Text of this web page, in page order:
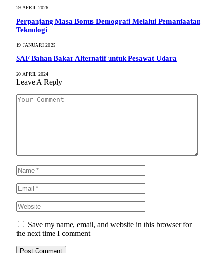
29 APRIL 2026
Perpanjang Masa Bonus Demografi Melalui Pemanfaatan
Teknologi
19 JANUARI 2025
SAF Bahan Bakar Alternatif untuk Pesawat Udara
20 APRIL 2024
Leave A Reply
Save my name, email, and website in this browser for
the next time I comment.